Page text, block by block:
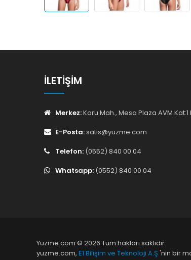
İLETIŞIM
Merkez:Koru Mah., Mesa Plaza AVM
E-Posta:satis@yuzme.com
Telefon: (0552) 840 00 04
Whatsapp: (0552) 840 00 04
Yuzme.com © 2026 Tüm hakları saklıdır.
yuzme.com, E1 Bilişim ve Teknoloji A.Ş.'nin bir